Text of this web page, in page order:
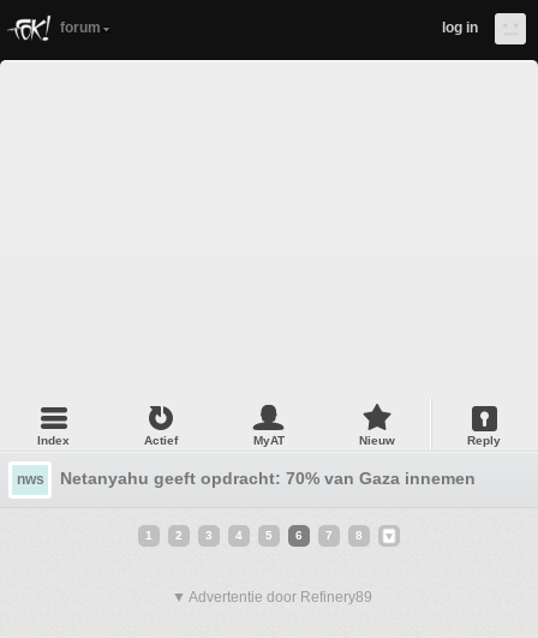
forum log in
Index Actief MyAT Nieuw Reply
nws Netanyahu geeft opdracht: 70% van Gaza innemen
1 2 3 4 5 6 7 8
▼ Advertentie door Refinery89